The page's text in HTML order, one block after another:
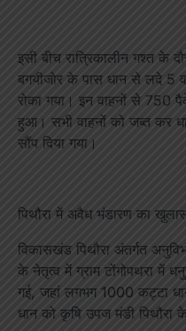
इसी बीच रात्रिकालीन गश्त के
बगयीजोर के पास धान से लदे 5
रोका गया। इन वाहनों से 750
हुआ। सभी वाहनों को जब्त कर
सौंप दिया गया।
पिथौरा में अवैध भंडारण का
विकासखंड पिथौरा अंतर्गत
के नेतृत्व में ग्राम टोंगोपथरा में
गई, जहां लगभग 1000 कट्टा
धान को कृषि उपज मंडी पिथौरा